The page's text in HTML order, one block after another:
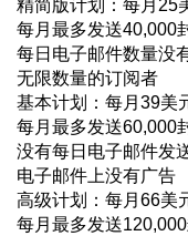
精简版计划：每月25
每月最多发送40,000
每日电子邮件数量没
无限数量的订阅者
基本计划：每月39美
每月最多发送60,000
没有每日电子邮件发
电子邮件上没有广告
高级计划：每月66美
每月最多发送